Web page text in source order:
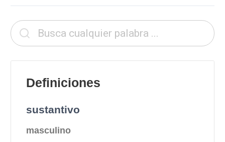
Definiciones
sustantivo
masculino